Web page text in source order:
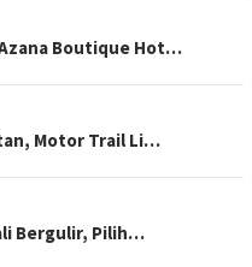
Boutique Hot…
Motor Trail Li…
Bergulir, Pilih…